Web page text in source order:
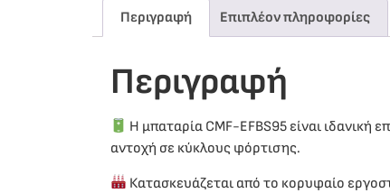
Περιγραφή Επιπλέον πληροφορίες
Περιγραφή
Η μπαταρία CMF-EFBS95 είναι
αντοχή σε κύκλους φόρτισης.
Κατασκευάζεται από το κορυφαίο